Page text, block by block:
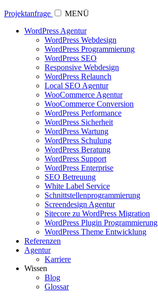
Projektanfrage
MENÜ
WordPress Agentur
WordPress Webdesign
WordPress Programmierung
WordPress SEO
Responsive Webdesign
WordPress Relaunch
Local SEO Agentur
WooCommerce Agentur
WooCommerce Conversion
WordPress Performance
WordPress Sicherheit
WordPress Wartung
WordPress Schulung
WordPress Beratung
WordPress Support
WordPress Enterprise
SEO Betreuung
White Label Service
Schnittstellenprogrammierung
Screendesign Agentur
Sitecore zu WordPress Migration
WordPress Plugin Programmierung
WordPress Theme Entwicklung
Referenzen
Agentur
Karriere
Wissen
Blog
Glossar